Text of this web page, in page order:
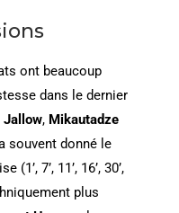
ont beaucoup
dans le dernier
Jallow, Mikautadze
souvent donné le
7’, 11’, 16’, 30’,
plus